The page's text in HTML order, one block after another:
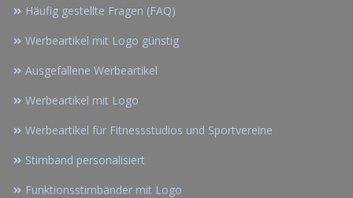
Häufig gestellte Fragen (FAQ)
Werbeartikel mit Logo günstig
Ausgefallene Werbeartikel
Werbeartikel mit Logo
Werbeartikel für Fitnessstudios und Sportvereine
Stirnband personalisiert
Funktionsstirnbänder mit Logo